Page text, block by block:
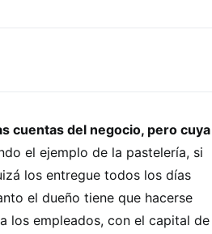
cuentas del negocio, pero cuya
el ejemplo de la pastelería, si
los entregue todos los días
el dueño tiene que hacerse
los empleados, con el capital de